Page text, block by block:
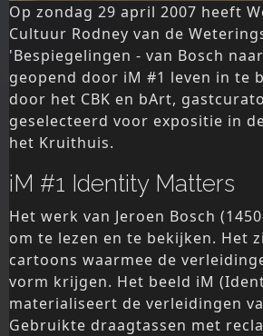
Op zondag 29 april 2007 heeft
Cultuur Rodney van de
'Bespiegelingen - van Bosch
geopend door iM #1 leven in te
door het CBK en bArt,
geselecteerd voor expositie in
het Kruithuis.
iM #1 Identity Matters
Het werk van Jeroen Bosch
om te lezen en te bekijken. Het
cartoons waarmee de
vorm krijgen. Het beeld iM
materialiseert de verleidingen
Gebruikte draagtassen met